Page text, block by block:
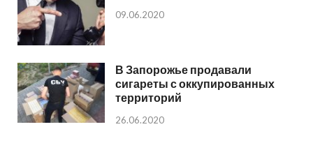
09.06.2020
В Запорожье продавали
сигареты с оккупированных
территорий
26.06.2020